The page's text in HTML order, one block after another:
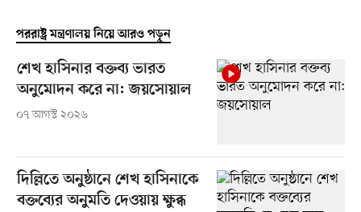
পররাষ্ট্র মন্ত্রণালয় নিয়ে আরও পড়ুন
শেখ হাসিনার বক্তব্য ভারত
অনুমোদন করে না: জয়সোয়াল
০৭ আগস্ট ২০২৬
দিল্লিতে অনুষ্ঠানে শেখ হাসিনাকে
বক্তব্যের অনুমতি দেওয়ায় ক্ষুব্ধ